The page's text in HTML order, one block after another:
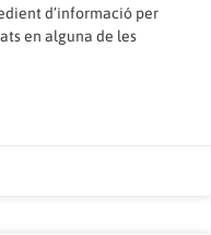
d’informació per
en alguna de les